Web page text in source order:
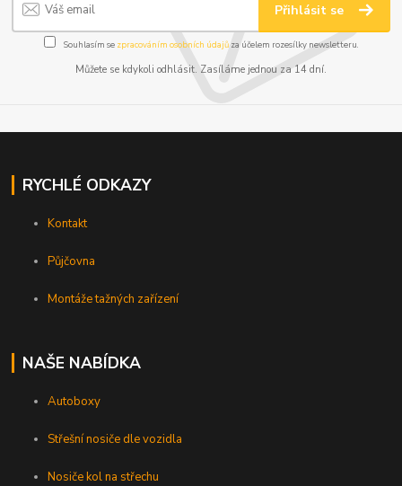
Přihlásit se
Souhlasím se zpracováním osobních údajůza účelem rozesílky newsletteru.
Můžete se kdykoli odhlásit. Zasíláme jednou za 14 dní.
RYCHLÉ ODKAZY
Kontakt
Půjčovna
Montáže tažných zařízení
NAŠE NABÍDKA
Autoboxy
Střešní nosiče dle vozidla
Nosiče kol na střechu